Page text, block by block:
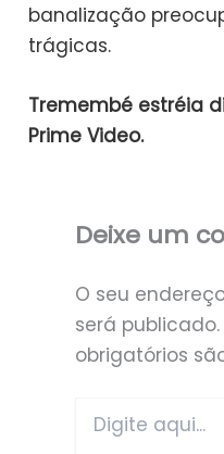
banalização
trágicas.
Tremembé estréia
Prime Video.
Deixe um
O seu
será publicado.
obrigatórios
aqui...